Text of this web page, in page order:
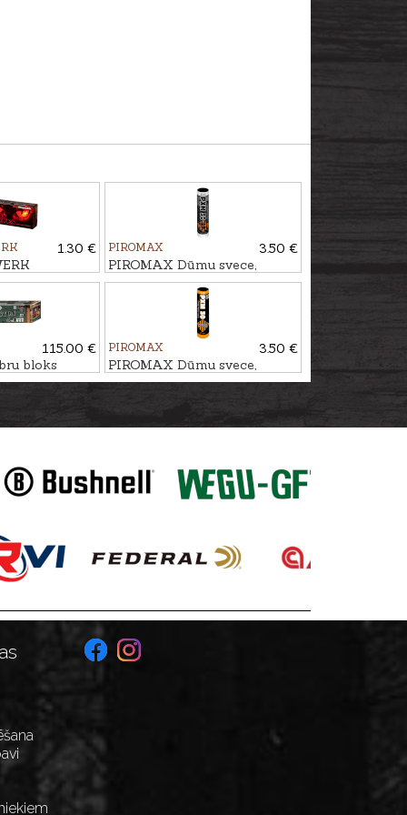
1.30 €
EYES,
PIROMAX
3.50 €
PIROMAX Dūmu svece,
melna PXM30
115.00 €
bloks
- ŠĀV.
PIROMAX
3.50 €
PIROMAX Dūmu svece,
oranaža PXM30